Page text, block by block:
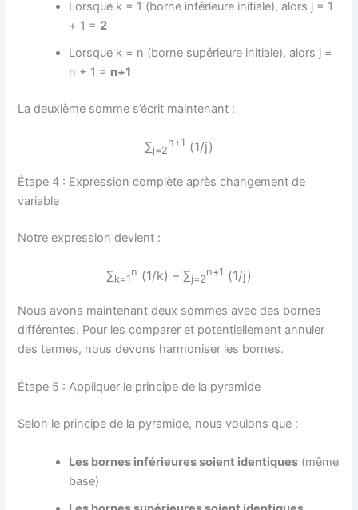
Lorsque k = 1 (borne inférieure initiale), alors j = 1
+ 1 = 2
Lorsque k = n (borne supérieure initiale), alors j =
n + 1 = n+1
La deuxième somme s’écrit maintenant :
∑j=2
n+1 (1/j)
Étape 4 : Expression complète après changement de
variable
Notre expression devient :
∑k=1
n (1/k) – ∑j=2
n+1 (1/j)
Nous avons maintenant deux sommes avec des bornes
différentes. Pour les comparer et potentiellement annuler
des termes, nous devons harmoniser les bornes.
Étape 5 : Appliquer le principe de la pyramide
Selon le principe de la pyramide, nous voulons que :
Les bornes inférieures soient identiques (même
base)